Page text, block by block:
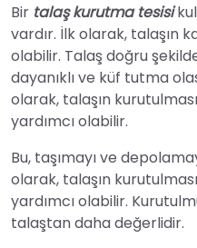
Bir talaş kurutma tesisi
vardır. İlk olarak, talaşın
olabilir. Talaş doğru
dayanıklı ve küf tutma
olarak, talaşın
yardımcı olabilir.
Bu, taşımayı ve
olarak, talaşın
yardımcı olabilir.
talaştan daha değerlidir.